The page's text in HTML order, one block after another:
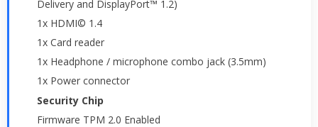
Delivery and DisplayPort™ 1.2)
1x HDMI© 1.4
1x Card reader
1x Headphone / microphone combo jack (3.5mm)
1x Power connector
Security Chip
Firmware TPM 2.0 Enabled